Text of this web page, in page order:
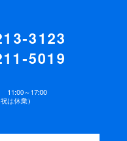
3123
5019
11:00～17:00
は休業）